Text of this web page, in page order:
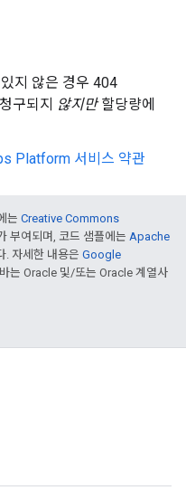
지 않은 경우 404
구되지 않지만할당량에
Platform 서비스 약관
는 Creative Commons
부여되며, 코드 샘플에는 Apache
. 자세한 내용은 Google
는 Oracle 및/또는 Oracle 계열사